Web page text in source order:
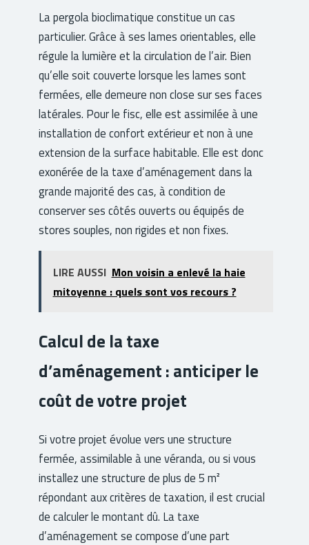
La pergola bioclimatique constitue un cas
particulier. Grâce à ses lames orientables, elle
régule la lumière et la circulation de l’air. Bien
qu’elle soit couverte lorsque les lames sont
fermées, elle demeure non close sur ses faces
latérales. Pour le fisc, elle est assimilée à une
installation de confort extérieur et non à une
extension de la surface habitable. Elle est donc
exonérée de la taxe d’aménagement dans la
grande majorité des cas, à condition de
conserver ses côtés ouverts ou équipés de
stores souples, non rigides et non fixes.
LIRE AUSSI Mon voisin a enlevé la haie
mitoyenne : quels sont vos recours ?
Calcul de la taxe
d’aménagement : anticiper le
coût de votre projet
Si votre projet évolue vers une structure
fermée, assimilable à une véranda, ou si vous
installez une structure de plus de 5 m²
répondant aux critères de taxation, il est crucial
de calculer le montant dû. La taxe
d’aménagement se compose d’une part